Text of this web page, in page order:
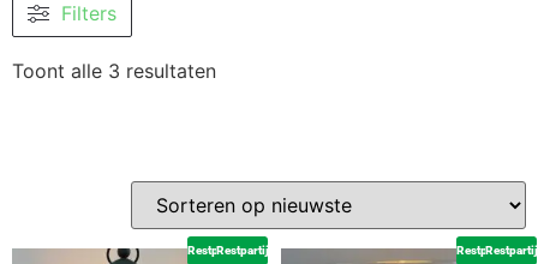
Filters
Toont alle 3 resultaten
RestpartijRestpartij RestpartijRestpartij